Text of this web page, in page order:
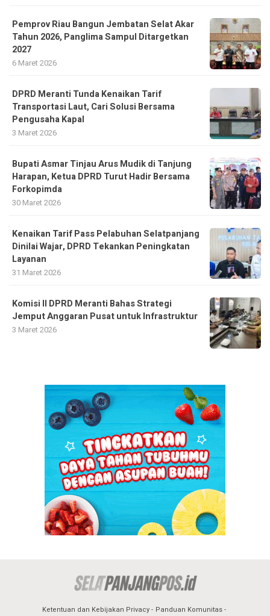
Pemprov Riau Bangun Jembatan Selat Akar
Tahun 2026, Panglima Sampul Ditargetkan
2027
6 Maret 2026
DPRD Meranti Tunda Kenaikan Tarif
Transportasi Laut, Cari Solusi Bersama
Pengusaha Kapal
3 Maret 2026
Bupati Asmar Tinjau Arus Mudik di Tanjung
Harapan, Ketua DPRD Turut Hadir Bersama
Forkopimda
30 Maret 2026
Kenaikan Tarif Pass Pelabuhan Selatpanjang
Dinilai Wajar, DPRD Tekankan Peningkatan
Layanan
31 Maret 2026
Komisi II DPRD Meranti Bahas Strategi
Jemput Anggaran Pusat untuk Infrastruktur
3 Maret 2026
Ketentuan dan Kebijakan Privacy Panduan Komunitas